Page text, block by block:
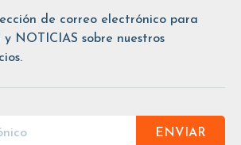
de correo electrónico para
y NOTICIAS sobre nuestros
ENVIAR